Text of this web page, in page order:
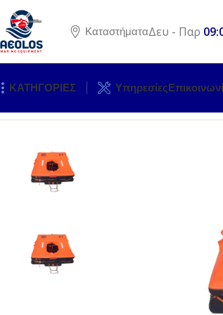
ΚαταστήματαΔευ - Παρ
ΚΑΤΗΓΟΡΙΕΣ Υπηρεσίες